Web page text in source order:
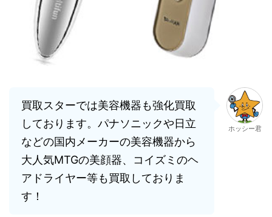
買取スターでは美容機器も強化買取
しております。パナソニックや日立
などの国内メーカーの美容機器から
大人気MTGの美顔器、コイズミのヘ
アドライヤー等も買取しておりま
す！
ホッシー君